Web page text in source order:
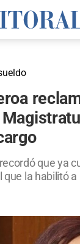
que ya
la habilitó